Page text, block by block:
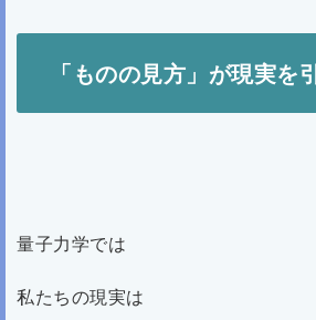
「ものの見方」が現実を
量子力学では
私たちの現実は